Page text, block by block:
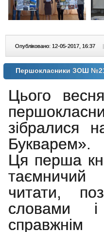
Опубліковано: 12-05-2017, 16:37 |
Першокласники ЗОШ
Цього
зібралися
Букварем».
Ця перша
таємничий
читати,
словами